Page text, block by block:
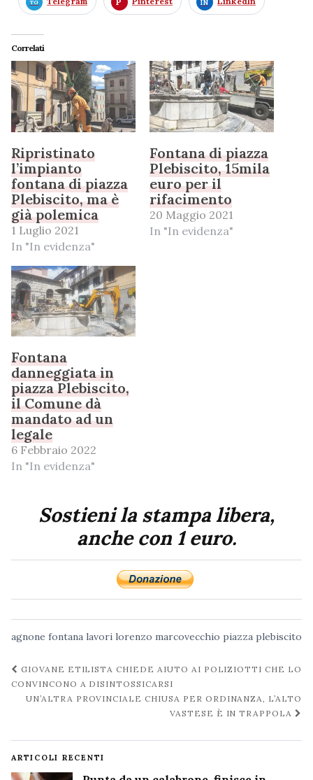
Correlati
Ripristinato
l’impianto
fontana di piazza
Plebiscito, ma è
già polemica
1 Luglio 2021
In "In evidenza"
Fontana di piazza
Plebiscito, 15mila
euro per il
rifacimento
20 Maggio 2021
In "In evidenza"
Fontana
danneggiata in
piazza Plebiscito,
il Comune dà
mandato ad un
legale
6 Febbraio 2022
In "In evidenza"
Sostieni la stampa libera,
anche con 1 euro.
agnone fontana lavori lorenzo marcovecchio piazza plebiscito
Navigazione
post
GIOVANE ETILISTA CHIEDE AIUTO AI POLIZIOTTI CHE LO
CONVINCONO A DISINTOSSICARSI
UN’ALTRA PROVINCIALE CHIUSA PER ORDINANZA, L’ALTO
VASTESE È IN TRAPPOLA
ARTICOLI RECENTI